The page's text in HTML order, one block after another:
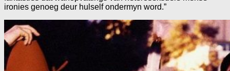
ironies genoeg deur hulself ondermyn word.”